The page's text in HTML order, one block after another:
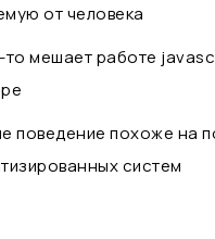
от человека
то мешает работе
поведение похоже на
систем